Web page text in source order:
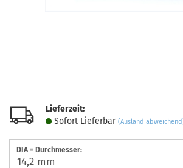
Lieferzeit:
Sofort Lieferbar (Ausland
DIA = Durchmesser: